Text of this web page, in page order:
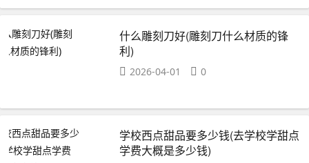
什么雕刻刀好(雕刻刀什么材质的锋
利)
2026-04-01 0
学校西点甜品要多少钱(去学校学甜点
学费大概是多少钱)